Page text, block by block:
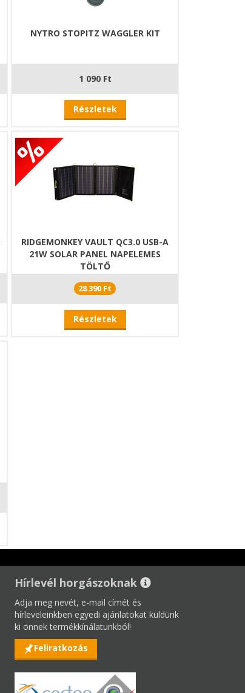
NYTRO STOPITZ WAGGLER KIT
1 090 Ft
Részletek
RIDGEMONKEY VAULT QC3.0 USB-A
21W SOLAR PANEL NAPELEMES
TÖLTŐ
28 390 Ft
Részletek
Hírlevél horgászoknak
Adja meg nevét, e-mail címét és
hírleveleinkben egyedi ajánlatokat küldünk
ki önnek termékkínálatunkból!
Feliratkozás